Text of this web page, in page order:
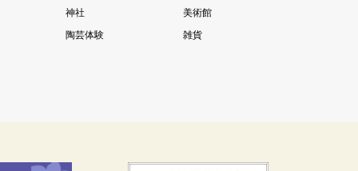
神社
美術館
陶芸体験
雑貨